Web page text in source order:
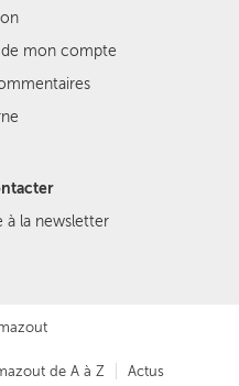
mon compte
à la newsletter
de A à Z Actus